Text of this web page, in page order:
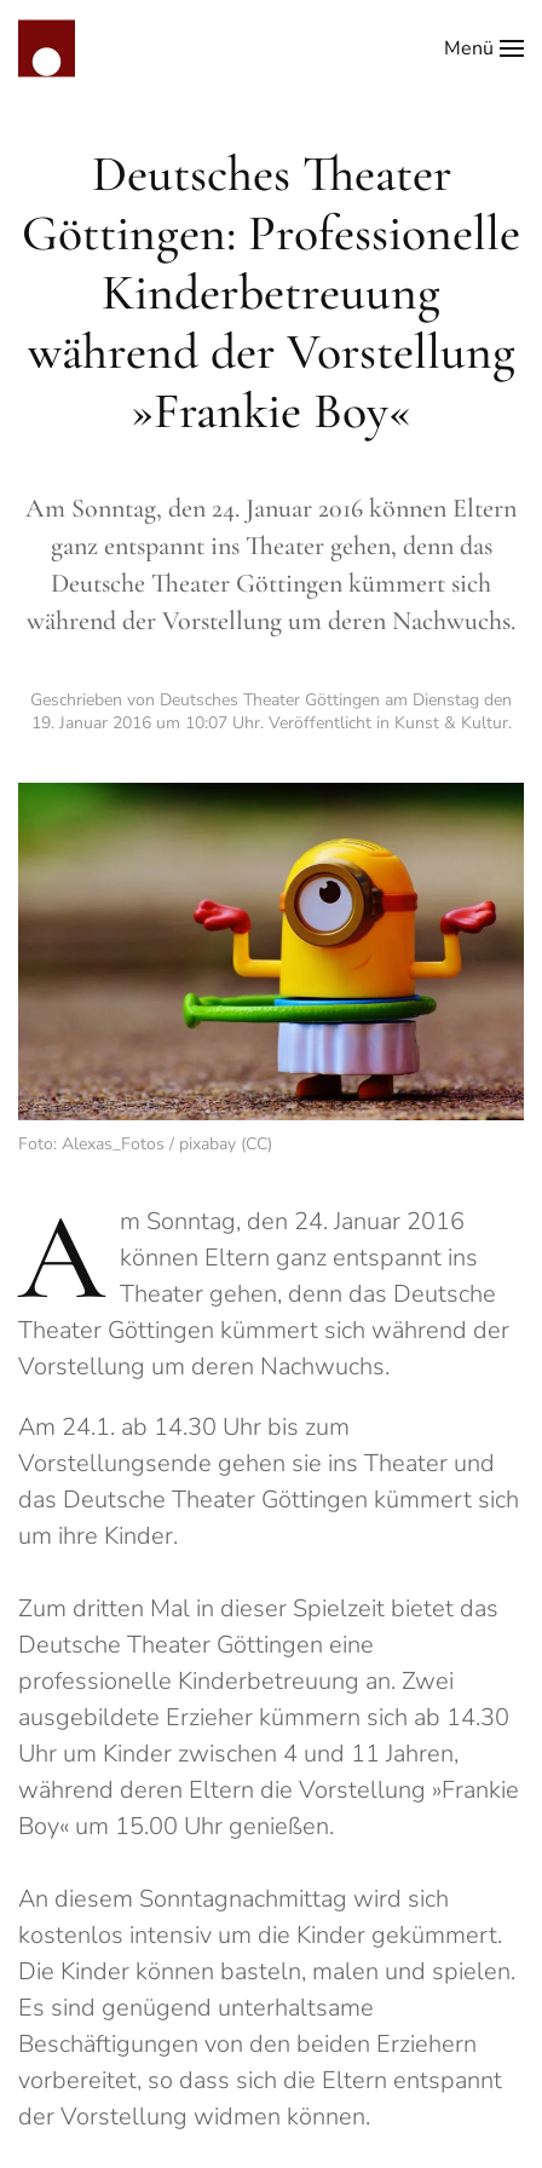
Zum Hauptinhalt springen
Menü
Deutsches Theater
Göttingen: Professionelle
Kinderbetreuung
während der Vorstellung
»Frankie Boy«
Am Sonntag, den 24. Januar 2016 können Eltern
ganz entspannt ins Theater gehen, denn das
Deutsche Theater Göttingen kümmert sich
während der Vorstellung um deren Nachwuchs.
Geschrieben von Deutsches Theater Göttingen am Dienstag den
19. Januar 2016 um 10:07 Uhr. Veröffentlicht in Kunst & Kultur.
Foto: Alexas_Fotos / pixabay (CC)
A m Sonntag, den 24. Januar 2016
können Eltern ganz entspannt ins
Theater gehen, denn das Deutsche
Theater Göttingen kümmert sich während der
Vorstellung um deren Nachwuchs.
Am 24.1. ab 14.30 Uhr bis zum
Vorstellungsende gehen sie ins Theater und
das Deutsche Theater Göttingen kümmert sich
um ihre Kinder.
Zum dritten Mal in dieser Spielzeit bietet das
Deutsche Theater Göttingen eine
professionelle Kinderbetreuung an. Zwei
ausgebildete Erzieher kümmern sich ab 14.30
Uhr um Kinder zwischen 4 und 11 Jahren,
während deren Eltern die Vorstellung »Frankie
Boy« um 15.00 Uhr genießen.
An diesem Sonntagnachmittag wird sich
kostenlos intensiv um die Kinder gekümmert.
Die Kinder können basteln, malen und spielen.
Es sind genügend unterhaltsame
Beschäftigungen von den beiden Erziehern
vorbereitet, so dass sich die Eltern entspannt
der Vorstellung widmen können.